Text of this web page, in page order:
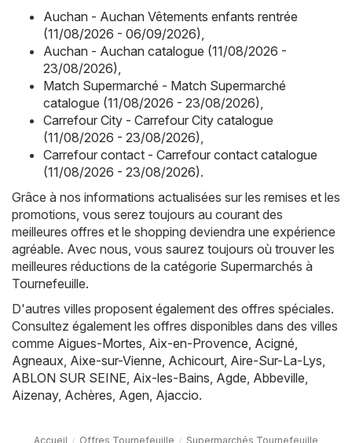
Auchan - Auchan Vêtements enfants rentrée
(11/08/2026 - 06/09/2026)
Auchan - Auchan catalogue (11/08/2026 -
23/08/2026)
Match Supermarché - Match Supermarché
catalogue (11/08/2026 - 23/08/2026)
Carrefour City - Carrefour City catalogue
(11/08/2026 - 23/08/2026)
Carrefour contact - Carrefour contact catalogue
(11/08/2026 - 23/08/2026).
Grâce à nos informations actualisées sur les remises et les
promotions, vous serez toujours au courant des
meilleures offres et le shopping deviendra une expérience
agréable. Avec nous, vous saurez toujours où trouver les
meilleures réductions de la catégorie Supermarchés à
Tournefeuille.
D'autres villes proposent également des offres spéciales.
Consultez également les offres disponibles dans des villes
comme Aigues-Mortes Aix-en-Provence Acigné
Agneaux Aixe-sur-Vienne Achicourt Aire-Sur-La-Lys
ABLON SUR SEINE Aix-les-Bains Agde Abbeville
Aizenay, Achères Agen Ajaccio.
Accueil Offres Tournefeuille Supermarchés Tournefeuille